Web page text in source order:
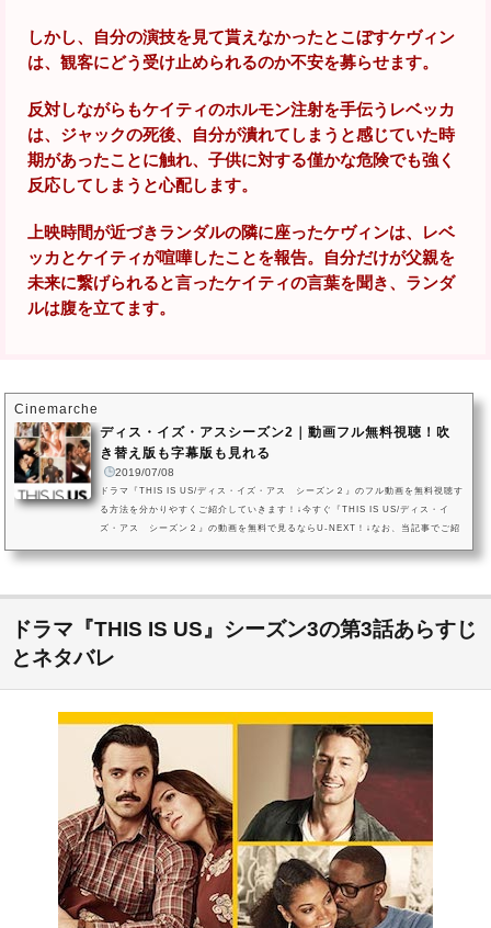
しかし、自分の演技を見て貰えなかったとこぼすケヴィン
は、観客にどう受け止められるのか不安を募らせます。
反対しながらもケイティのホルモン注射を手伝うレベッカ
は、ジャックの死後、自分が潰れてしまうと感じていた時
期があったことに触れ、子供に対する僅かな危険でも強く
反応してしまうと心配します。
上映時間が近づきランダルの隣に座ったケヴィンは、レベ
ッカとケイティが喧嘩したことを報告。自分だけが父親を
未来に繋げられると言ったケイティの言葉を聞き、ランダ
ルは腹を立てます。
Cinemarche
ディス・イズ・アスシーズン2｜動画フル無料視聴！吹
き替え版も字幕版も見れる
2019/07/08
ドラマ『THIS IS US/ディス・イズ・アス シーズン２』のフル動画を無料視聴す
る方法を分かりやすくご紹介していきます！↓今すぐ『THIS IS US/ディス・イ
ズ・アス シーズン２』の動画を無料で見るならU-NEXT！↓なお、当記事でご紹
ドラマ『THIS IS US』シーズン3の第3話あらすじ
とネタバレ